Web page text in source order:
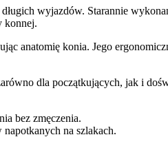
wyjazdów. Starannie
konnej.
anatomię konia. Jego
dla początkujących, jak i
bez zmęczenia.
na szlakach.